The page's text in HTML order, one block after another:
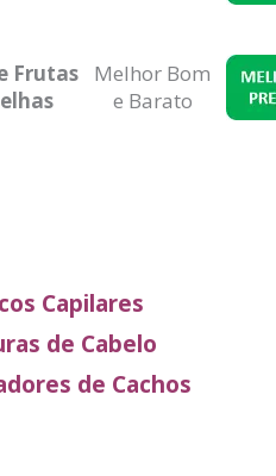
Frutas
Melhor Bom
e Barato
Capilares
de Cabelo
de Cachos